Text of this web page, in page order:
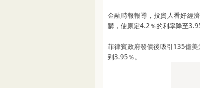
金融時報報導，投資人看好經
購，使原定4.2％的利率降至
菲律賓政府發債後吸引135億
到3.95％。